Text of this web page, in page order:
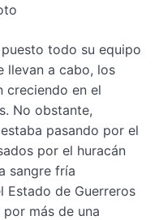
todo su equipo
llevan a cabo, los
creciendo en el
No obstante,
pasando por el
por el huracán
sangre fría
Estado de Guerreros
más de una